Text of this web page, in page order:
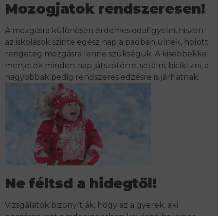
Mozogjatok rendszeresen!
A mozgásra különösen érdemes odafigyelni, hiszen
az iskolások szinte egész nap a padban ülnek, holott
rengeteg mozgásra lenne szükségük. A kisebbekkel
menjetek minden nap játszótérre, sétálni, biciklizni, a
nagyobbak pedig rendszeres edzésre is járhatnak.
Ne féltsd a hidegtől!
Vizsgálatok bizonyítják, hogy az a gyerek, aki